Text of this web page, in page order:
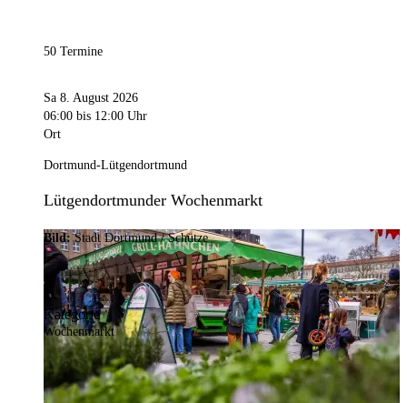
50 Termine
Sa 8. August 2026
06:00 bis 12:00 Uhr
Ort
Dortmund-Lütgendortmund
Lütgendortmunder Wochenmarkt
Bild:Stadt Dortmund / Schütze
Kategorie
Wochenmarkt